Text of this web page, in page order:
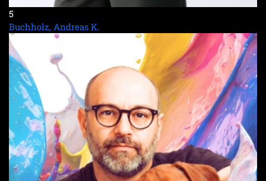
5
Buchholz, Andreas K.